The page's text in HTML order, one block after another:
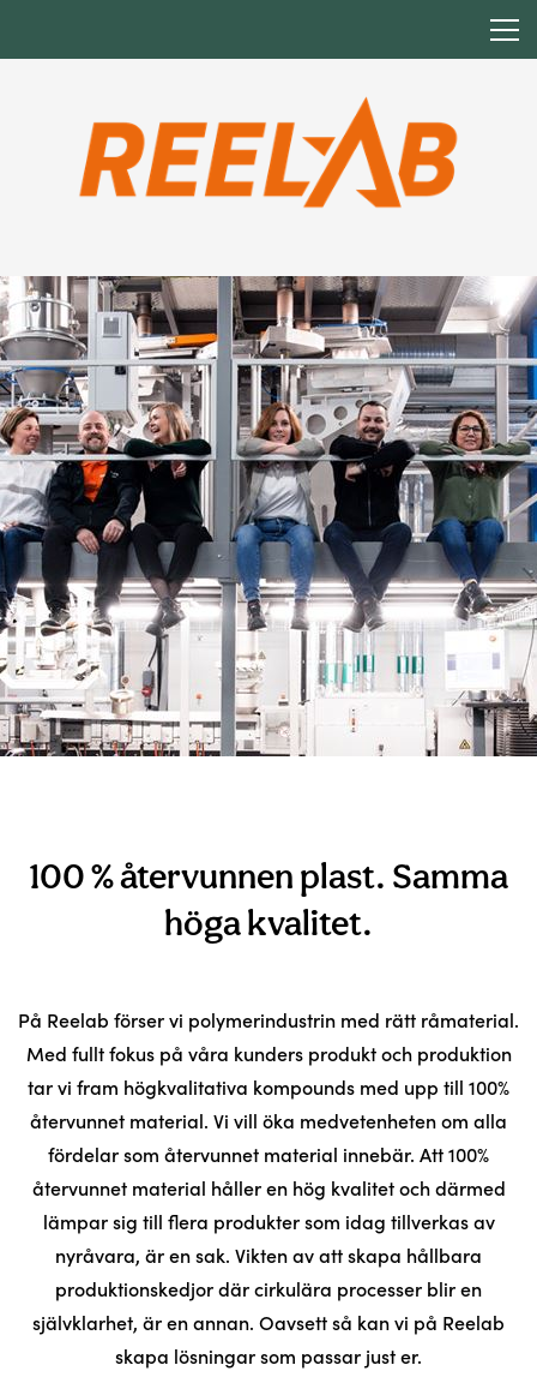
100 % återvunnen plast. Samma
höga kvalitet.
På Reelab förser vi polymerindustrin med rätt råmaterial.
Med fullt fokus på våra kunders produkt och produktion
tar vi fram högkvalitativa kompounds med upp till 100%
återvunnet material. Vi vill öka medvetenheten om alla
fördelar som återvunnet material innebär. Att 100%
återvunnet material håller en hög kvalitet och därmed
lämpar sig till flera produkter som idag tillverkas av
nyråvara, är en sak. Vikten av att skapa hållbara
produktionskedjor där cirkulära processer blir en
självklarhet, är en annan. Oavsett så kan vi på Reelab
skapa lösningar som passar just er.